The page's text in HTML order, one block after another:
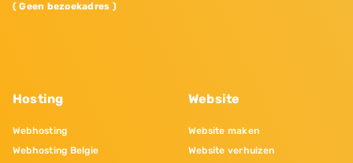
( Geen bezoekadres )
Hosting
Webhosting
Webhosting Belgie
Website
Website maken
Website verhuizen